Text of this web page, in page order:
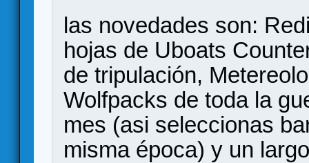
las novedades son:
hojas de Uboats
de tripulación,
Wolfpacks de toda la
mes (asi seleccionas
misma época) y un